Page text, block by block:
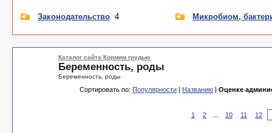
Законодательство 4 Микробиом,
Каталог сайта Кормим грудью
Беременность, роды
Беременность, роды
Сортировать по: Популярности | Названию | Оценке
1 2 10 11 12